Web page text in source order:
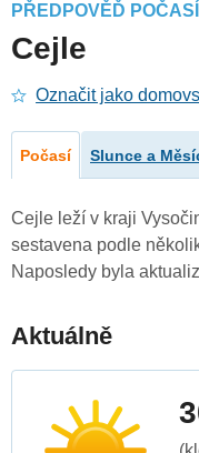
PŘEDPOVĚĎ POČASÍ
Cejle
Označit jako
Počasí Slunce a
Cejle leží v kraji
sestavena podle
Naposledy byla
Aktuálně